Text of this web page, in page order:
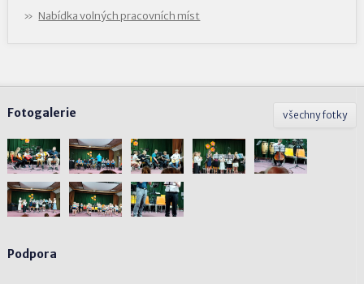
Nabídka volných pracovních míst
všechny fotky
Fotogalerie
Podpora